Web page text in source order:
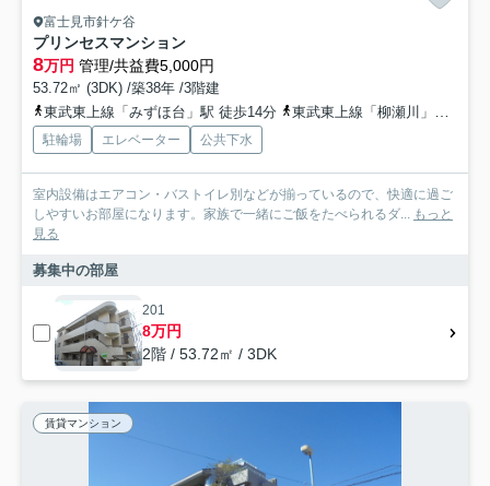
富士見市針ケ谷
プリンセスマンション
8万円 管理/共益費5,000円
53.72㎡ (3DK) /築38年 /3階建
東武東上線「みずほ台」駅 徒歩14分
東武東上線「柳瀬川」駅 徒歩15分
駐輪場 エレベーター 公共下水
室内設備はエアコン・バストイレ別などが揃っているので、快適に過ご
しやすいお部屋になります。家族で一緒にご飯をたべられるダ... もっと
見る
募集中の部屋
201
8万円
2階 / 53.72㎡ / 3DK
賃貸マンション